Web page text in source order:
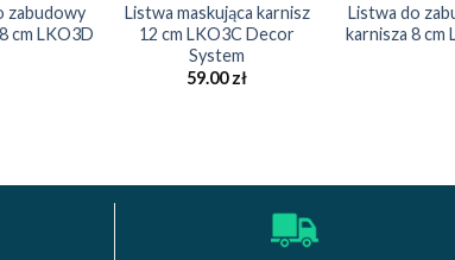
zabudowy
cm LKO3D
Listwa maskująca karnisz
12 cm LKO3C Decor
System
59.00zł
Listwa do
karnisza 8 cm